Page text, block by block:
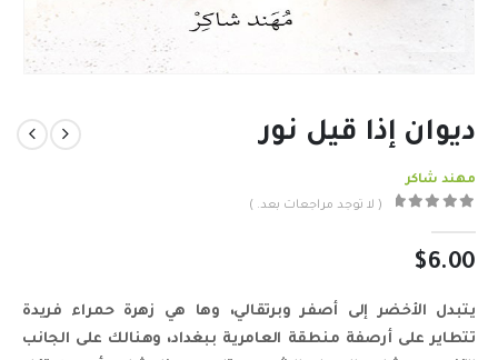
ديوان إذا قيل نور
مهند شاكر
( لا توجد مراجعات بعد. )
$6.00
يتبدل الأخضر إلى أصفر وبرتقالي، وها هي زهرة حمراء فريدة
تتطاير على أرصفة منطقة العامرية ببغداد، وهنالك على الجانب